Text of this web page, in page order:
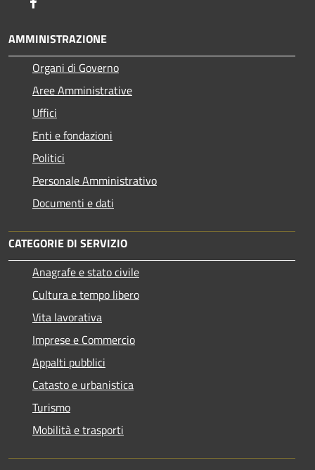
AMMINISTRAZIONE
Organi di Governo
Aree Amministrative
Uffici
Enti e fondazioni
Politici
Personale Amministrativo
Documenti e dati
CATEGORIE DI SERVIZIO
Anagrafe e stato civile
Cultura e tempo libero
Vita lavorativa
Imprese e Commercio
Appalti pubblici
Catasto e urbanistica
Turismo
Mobilità e trasporti